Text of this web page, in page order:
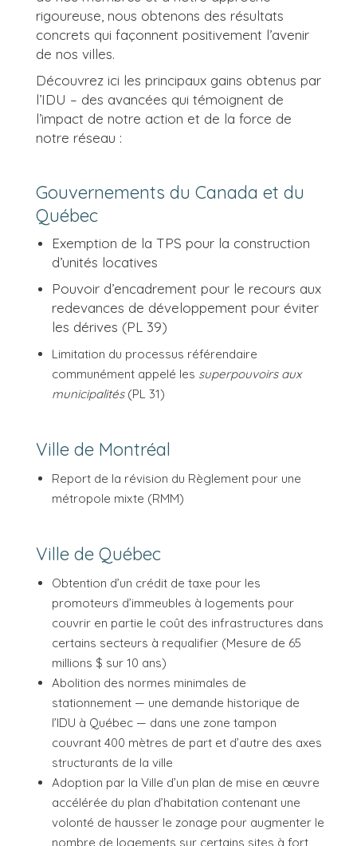
rigoureuse, nous obtenons des résultats
concrets qui façonnent positivement l’avenir
de nos villes.
Découvrez ici les principaux gains obtenus par
l’IDU – des avancées qui témoignent de
l’impact de notre action et de la force de
notre réseau :
Gouvernements du Canada et du
Québec
Exemption de la TPS pour la construction
d’unités locatives
Pouvoir d’encadrement pour le recours aux
redevances de développement pour éviter
les dérives (PL 39)
Limitation du processus référendaire
communément appelé les superpouvoirs aux
municipalités (PL 31)
Ville de Montréal
Report de la révision du Règlement pour une
métropole mixte (RMM)
Ville de Québec
Obtention d’un crédit de taxe pour les
promoteurs d’immeubles à logements pour
couvrir en partie le coût des infrastructures dans
certains secteurs à requalifier (Mesure de 65
millions $ sur 10 ans)
Abolition des normes minimales de
stationnement — une demande historique de
l’IDU à Québec — dans une zone tampon
couvrant 400 mètres de part et d’autre des axes
structurants de la ville
Adoption par la Ville d’un plan de mise en œuvre
accélérée du plan d’habitation contenant une
volonté de hausser le zonage pour augmenter le
nombre de logements sur certains sites à fort